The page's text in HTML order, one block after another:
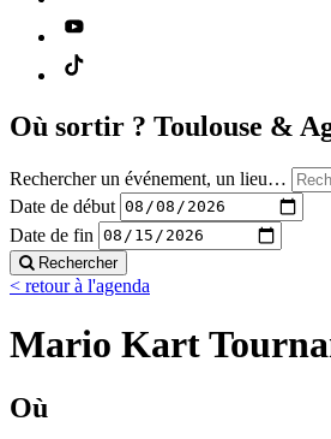
Où sortir ? Toulouse &
Rechercher un événement, un lieu…
Date de début
Date de fin
Rechercher
< retour à l'agenda
Mario Kart
Où